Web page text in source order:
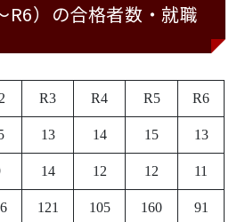
R6）の合格者数・就職
R3 R4 R5 R6
13 14 15 13
14 12 12 11
121 105 160 91